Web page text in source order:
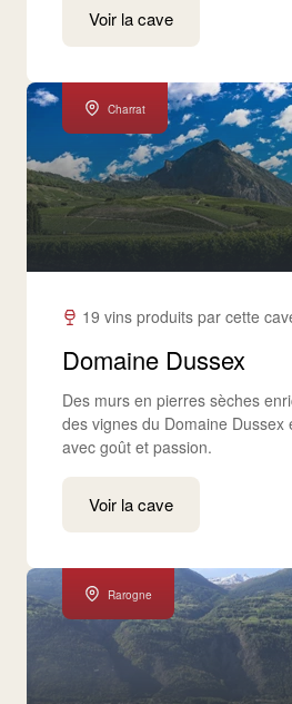
Voir la cave
Charrat
19 vins produits par cette
Domaine Dussex
Des murs en pierres sèches
des vignes du Domaine Dussex
avec goût et passion.
Voir la cave
Rarogne